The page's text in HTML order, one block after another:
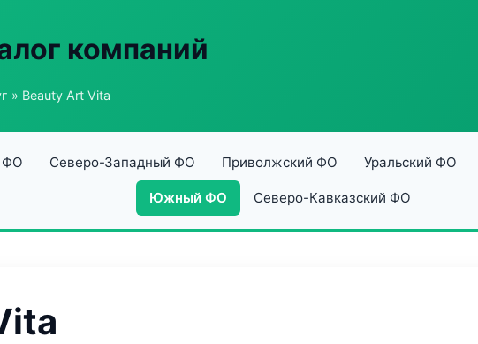
компаний
» Beauty Art Vita
ФО Северо-Западный ФО Приволжский ФО Уральский ФО
Южный ФО Северо-Кавказский ФО